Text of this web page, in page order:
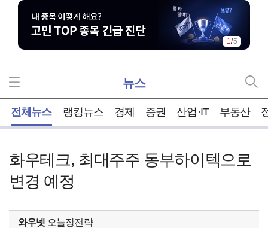
1/5
뉴스
전체뉴스 랭킹뉴스 경제 증권 산업·IT 부동산
화우테크, 최대주주 동부하이텍으로
변경 예정
와우넷 오늘장전략